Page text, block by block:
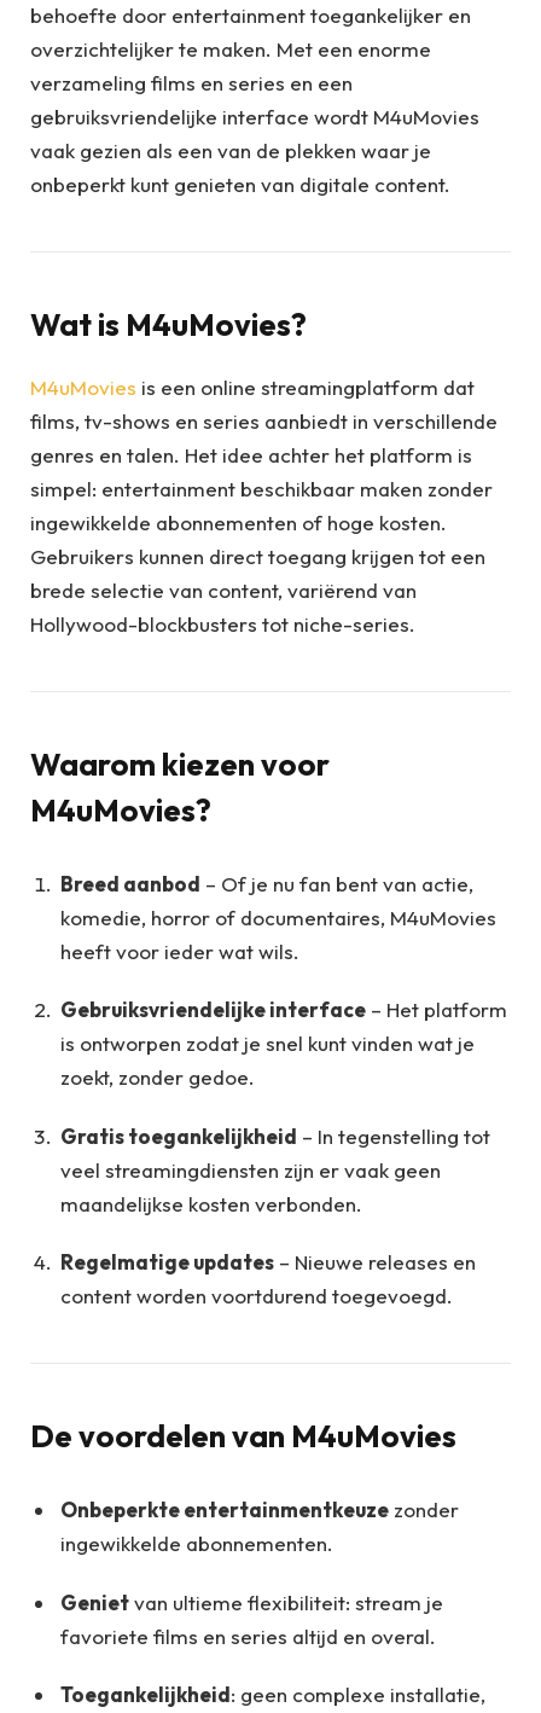
behoefte door entertainment toegankelijker en
overzichtelijker te maken. Met een enorme
verzameling films en series en een
gebruiksvriendelijke interface wordt M4uMovies
vaak gezien als een van de plekken waar je
onbeperkt kunt genieten van digitale content.
Wat is M4uMovies?
M4uMovies is een online streamingplatform dat
films, tv-shows en series aanbiedt in verschillende
genres en talen. Het idee achter het platform is
simpel: entertainment beschikbaar maken zonder
ingewikkelde abonnementen of hoge kosten.
Gebruikers kunnen direct toegang krijgen tot een
brede selectie van content, variërend van
Hollywood-blockbusters tot niche-series.
Waarom kiezen voor
M4uMovies?
Breed aanbod – Of je nu fan bent van actie,
komedie, horror of documentaires, M4uMovies
heeft voor ieder wat wils.
Gebruiksvriendelijke interface – Het platform
is ontworpen zodat je snel kunt vinden wat je
zoekt, zonder gedoe.
Gratis toegankelijkheid – In tegenstelling tot
veel streamingdiensten zijn er vaak geen
maandelijkse kosten verbonden.
Regelmatige updates – Nieuwe releases en
content worden voortdurend toegevoegd.
De voordelen van M4uMovies
Onbeperkte entertainmentkeuze zonder
ingewikkelde abonnementen.
Genietvan ultieme flexibiliteit: stream je
favoriete films en series altijd en overal.
Toegankelijkheid: geen complexe installatie,